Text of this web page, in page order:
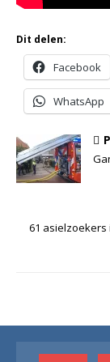
Dit delen:
Facebook
WhatsApp
61 asielzoekers